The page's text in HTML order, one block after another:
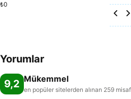
₺0
Yorumlar
9,2 Mükemmel
en popüler sitelerden alınan 259